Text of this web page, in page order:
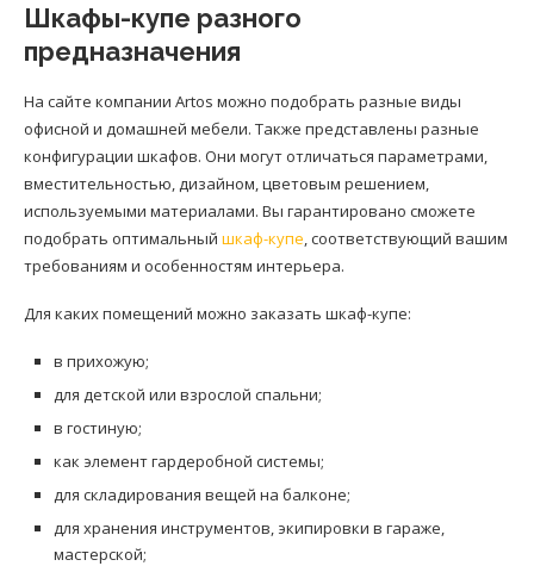
Шкафы-купе разного
предназначения
На сайте компании Artos можно подобрать разные виды
офисной и домашней мебели. Также представлены разные
конфигурации шкафов. Они могут отличаться параметрами,
вместительностью, дизайном, цветовым решением,
используемыми материалами. Вы гарантировано сможете
подобрать оптимальный шкаф-купе, соответствующий вашим
требованиям и особенностям интерьера.
Для каких помещений можно заказать шкаф-купе:
в прихожую;
для детской или взрослой спальни;
в гостиную;
как элемент гардеробной системы;
для складирования вещей на балконе;
для хранения инструментов, экипировки в гараже,
мастерской;